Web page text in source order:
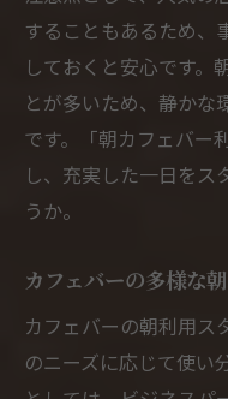
することもあるため、
しておくと安心です。
とが多いため、静かな
です。「朝カフェバー
し、充実した一日をス
うか。
カフェバーの多様な
カフェバーの朝利用ス
のニーズに応じて使い